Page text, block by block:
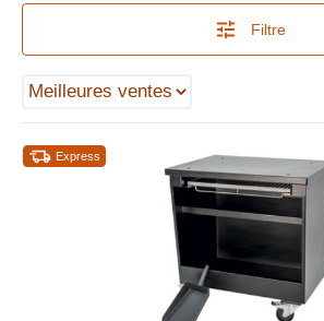
Filtre
Express